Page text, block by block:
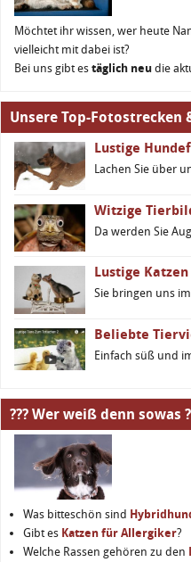
Möchtet ihr wissen, wer heute
vielleicht mit dabei ist?
Bei uns gibt es täglich neu die
Unsere Top-Fotostrecken
Lustige
Lachen Sie über
Witzige
Da werden Sie
Lustige Katzen
Sie bringen uns
Beliebte
Einfach süß und
??? Wer weiß denn sowas
Was bitteschön sind
Gibt es Katzen für Allergiker?
Welche Rassen gehören zu den